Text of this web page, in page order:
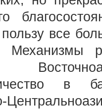
все
Механизмы
в